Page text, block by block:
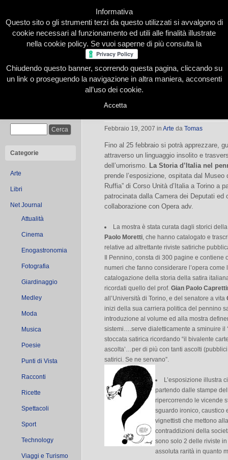
Home Presentazione Redazione Le nostre firme
Categorie
Arte
Libri
Net Journal
Attualità
Cinema
Enogastronomia
Fotografia
Giardinaggio
Medley
Moda
Musica
Poesie
Punti di Vista
Racconti
Ricette
Spettacoli
Sport
Technology
Viaggi e Turismo
La storia d’Italia scritta dalla
Febbraio 19, 2007 in Arte da Tomas
Fino al 25 febbraio si potrà apprezzare,
attraverso un linguaggio insolito e
dell’umorismo. La Storia d’Italia nel
prende l’esposizione, ospitata dal Museo
Ruffia” di Corso Unità d’Italia a Torino a
patrocinata dalla Camera dei Deputati
collaborazione con Opera adv.
La mostra è stata curata dagli storici
Paolo Moretti, che hanno catalogato e
relative ad altrettante riviste satiriche
Il Pennino, consta di 300 pagine e contiene
numeri che fanno considerare l’opera come
catalogazione della storia della satira
ricordati quello del prof. Gian Paolo
all’Università di Torino, e del senatore a vita
inizi della sua carriera politica del pennino
introduzione al volume ed alla mostra
sistemi….serve dialetticamente a sminuire il
stoccata satirica ricordando “il bivalente
ascolta’…per di più con tanti ascolti
satirici. Se ne servano”.
L’esposizione illustra
partendo dalle stampe
ripercorrendo le vicende
sguardo ironico, caustico
vignettisti che mettono
contraddizioni della
sono solo 2 delle riviste
assoluta rarità in quanto
Informativa
Questo sito o gli strumenti terzi da questo utilizzati si avvalgono di
cookie necessari al funzionamento ed utili alle finalità illustrate
nella cookie policy. Se vuoi saperne di più consulta la
Chiudendo questo banner, scorrendo questa pagina, cliccando su
un link o proseguendo la navigazione in altra maniera, acconsenti
all’uso dei cookie.
Accetta